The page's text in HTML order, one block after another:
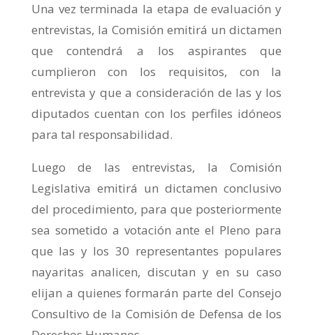
Una vez terminada la etapa de evaluación y
entrevistas, la Comisión emitirá un dictamen
que contendrá a los aspirantes que
cumplieron con los requisitos, con la
entrevista y que a consideración de las y los
diputados cuentan con los perfiles idóneos
para tal responsabilidad.
Luego de las entrevistas, la Comisión
Legislativa emitirá un dictamen conclusivo
del procedimiento, para que posteriormente
sea sometido a votación ante el Pleno para
que las y los 30 representantes populares
nayaritas analicen, discutan y en su caso
elijan a quienes formarán parte del Consejo
Consultivo de la Comisión de Defensa de los